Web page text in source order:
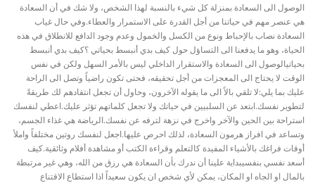
الوصول الى السعادة بمنزلة كل شيء بالنسبة لهذا الشخص، ولا شك في أن السعادة
هي عنصر مهم في حياتنا من أجل القدرة على الاستمرار والعطاء.وفي حال غياب
السعادة نصاب بالإحباط ونوع من الكسل والخمول وعدم وجود الدافع للانطلاق في هذه
الحياة، وهو ما يدفعنا الى التساؤل حول كيف بدي أنبسط بحياتي ؟كيف بدي أنبسط
بحياتيالوصول الى السعادة والاستقرار الداخلي ليس بالأمر السهل ولكن في نفس
الوقت لا يحتاج الى المعجزات من أجل تحقيقه، فحتى تكون راضياً وتصل الى الراحة
عليك بما يلي:لا تلقي بالاً الى ما يقوله الآخرون، وحاول أن تجعل انتقادهم لك طريقةً
لتطوير نفسك.ابتعد عن السلبيين في حياتك ولا تجعل كلماتهم تؤثر عليك.اعطي لنفسك
استراحة بين الحين والآخر واخرج في نزهة لترفه عن نفسك.الرياضة هي غذاء الجسم،
وتساعد في افراز هرمون السعادة، لذلك احرص عليها.اجعل لنفسك روتين مختلفاً واملأ
أوقات فراغك بالأشياء المفيدة كالتعلم وقراءة الكتب أو مشاهدة أفلام وثائقية.كيف
أسعد نفسي بنفسيبداية علينا أن ندرك بأن السعادة هي رزق من الله، وهي غير مرتبطة
بالمال او الجاه او المكان، يمكن لأي شخص ان يكون سعيداً اذا استطاع الاقتناع